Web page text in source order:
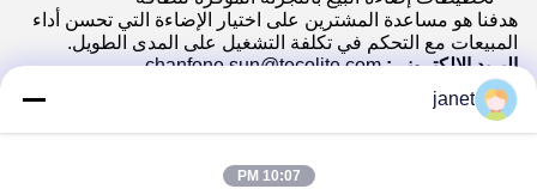
هدفنا هو مساعدة المشترين على اختيار الإضاءة التي تحسن أداء
المبيعات مع التحكم في تكلفة التشغيل على المدى الطويل.
البريد الإلكتروني:chanfone.sun@tecolite.com
الموقع الإلكتروني:
أخبرني بنوع متجرك وارتفاع السقف وفئة المنتج.
سأساعدك في تحديد ما إذا كان PAR30 أو BR30 أو الحل متعدد
janet
10:07 PM